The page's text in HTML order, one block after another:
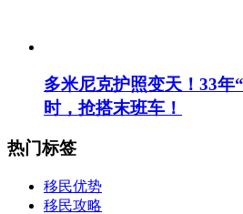
多米尼克护照变天！33年
时，抢搭末班车！
热门标签
移民优势
移民攻略